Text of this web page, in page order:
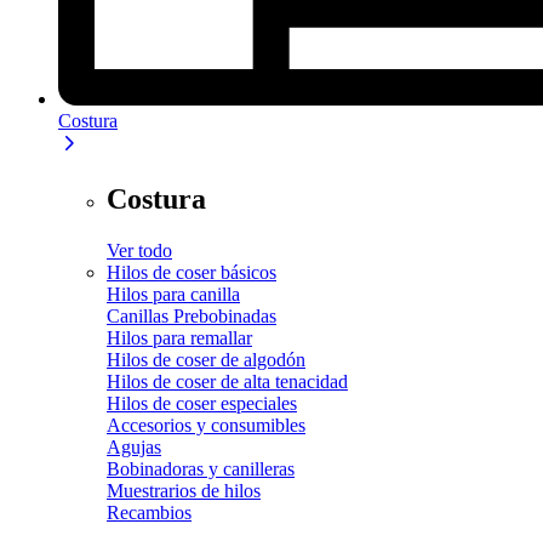
Costura
Costura
Ver todo
Hilos de coser básicos
Hilos para canilla
Canillas Prebobinadas
Hilos para remallar
Hilos de coser de algodón
Hilos de coser de alta tenacidad
Hilos de coser especiales
Accesorios y consumibles
Agujas
Bobinadoras y canilleras
Muestrarios de hilos
Recambios